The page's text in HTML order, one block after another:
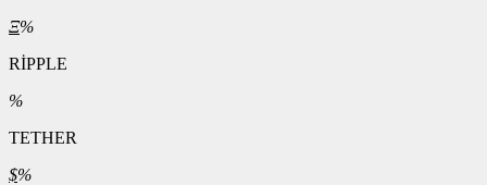
Ξ%
RİPPLE
%
TETHER
$%